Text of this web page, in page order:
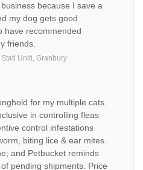
because I save a
my dog gets good
have recommended
friends.
Stati Uniti, Granbury
for my multiple cats.
in controlling fleas
control infestations
biting lice & ear mites.
and Petbucket reminds
pending shipments. Price